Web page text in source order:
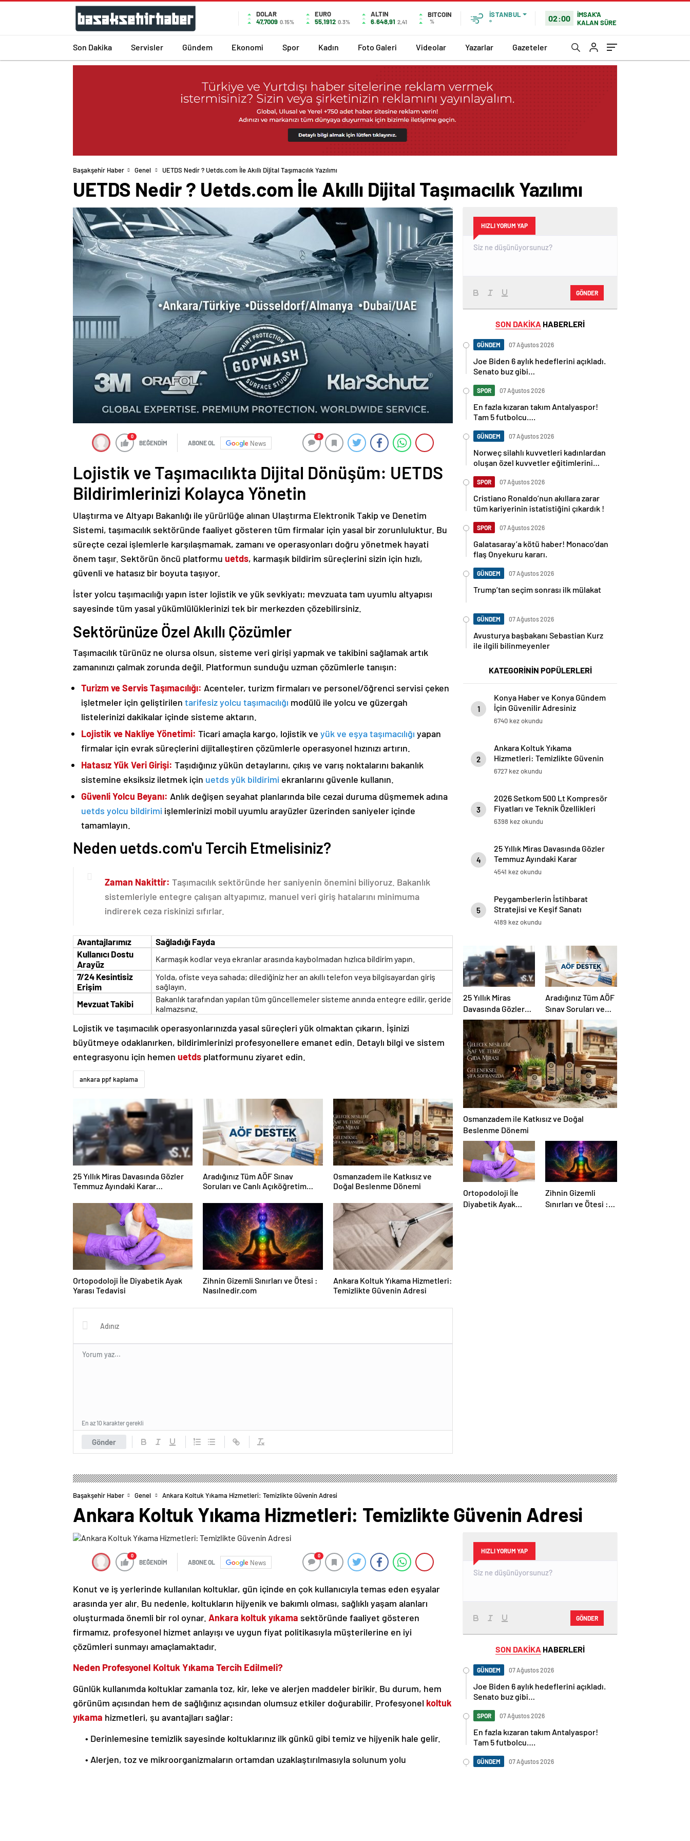
DOLAR
47,7009 0.15%
EURO
55,1912 0.3%
ALTIN
6.648,91 2,41
BITCOIN
%
İSTANBUL
°
02:00
İMSAK'A
KALAN SÜRE
Son Dakika Servisler Gündem Ekonomi Spor Kadın Foto Galeri Videolar Yazarlar Gazeteler
Başakşehir Haber Genel UETDS Nedir ? Uetds.com İle Akıllı Dijital Taşımacılık Yazılımı
UETDS Nedir ? Uetds.com İle Akıllı Dijital Taşımacılık Yazılımı
0
BEĞENDİM ABONE OL News
0
Lojistik ve Taşımacılıkta Dijital Dönüşüm: UETDS
Bildirimlerinizi Kolayca Yönetin
Ulaştırma ve Altyapı Bakanlığı ile yürürlüğe alınan Ulaştırma Elektronik Takip ve Denetim
Sistemi, taşımacılık sektöründe faaliyet gösteren tüm firmalar için yasal bir zorunluluktur. Bu
süreçte cezai işlemlerle karşılaşmamak, zamanı ve operasyonları doğru yönetmek hayati
önem taşır. Sektörün öncü platformu uetds, karmaşık bildirim süreçlerini sizin için hızlı,
güvenli ve hatasız bir boyuta taşıyor.
İster yolcu taşımacılığı yapın ister lojistik ve yük sevkiyatı; mevzuata tam uyumlu altyapısı
sayesinde tüm yasal yükümlülüklerinizi tek bir merkezden çözebilirsiniz.
Sektörünüze Özel Akıllı Çözümler
Taşımacılık türünüz ne olursa olsun, sisteme veri girişi yapmak ve takibini sağlamak artık
zamanınızı çalmak zorunda değil. Platformun sunduğu uzman çözümlerle tanışın:
Turizm ve Servis Taşımacılığı: Acenteler, turizm firmaları ve personel/öğrenci servisi çeken
işletmeler için geliştirilen tarifesiz yolcu taşımacılığı modülü ile yolcu ve güzergah
listelerinizi dakikalar içinde sisteme aktarın.
Lojistik ve Nakliye Yönetimi: Ticari amaçla kargo, lojistik ve yük ve eşya taşımacılığı yapan
firmalar için evrak süreçlerini dijitalleştiren çözümlerle operasyonel hızınızı artırın.
Hatasız Yük Veri Girişi: Taşıdığınız yükün detaylarını, çıkış ve varış noktalarını bakanlık
sistemine eksiksiz iletmek için uetds yük bildirimi ekranlarını güvenle kullanın.
Güvenli Yolcu Beyanı: Anlık değişen seyahat planlarında bile cezai duruma düşmemek adına
uetds yolcu bildirimi işlemlerinizi mobil uyumlu arayüzler üzerinden saniyeler içinde
tamamlayın.
Neden uetds.com'u Tercih Etmelisiniz?
Zaman Nakittir: Taşımacılık sektöründe her saniyenin önemini biliyoruz. Bakanlık
sistemleriyle entegre çalışan altyapımız, manuel veri giriş hatalarını minimuma
indirerek ceza riskinizi sıfırlar.
Avantajlarımız
Sağladığı Fayda
Kullanıcı Dostu
Arayüz
Karmaşık kodlar veya ekranlar arasında kaybolmadan hızlıca bildirim yapın.
7/24 Kesintisiz
Erişim
Yolda, ofiste veya sahada; dilediğiniz her an akıllı telefon veya bilgisayardan giriş
sağlayın.
Mevzuat Takibi
Bakanlık tarafından yapılan tüm güncellemeler sisteme anında entegre edilir, geride
kalmazsınız.
Lojistik ve taşımacılık operasyonlarınızda yasal süreçleri yük olmaktan çıkarın. İşinizi
büyütmeye odaklanırken, bildirimlerinizi profesyonellere emanet edin. Detaylı bilgi ve sistem
entegrasyonu için hemen uetds platformunu ziyaret edin.
ankara ppf kaplama
25 Yıllık Miras Davasında Gözler
Temmuz Ayındaki Karar
Aradığınız Tüm AÖF Sınav
Soruları ve Canlı Açıköğretim
Osmanzadem ile Katkısız ve
Doğal Beslenme Dönemi
Ortopodoloji İle Diyabetik Ayak
Yarası Tedavisi
Zihnin Gizemli Sınırları ve Ötesi :
Nasılnedir.com
Ankara Koltuk Yıkama Hizmetleri:
Temizlikte Güvenin Adresi
Gönder
En az 10 karakter gerekli
HIZLI YORUM YAP
GÖNDER
SON DAKİKA HABERLERİ
GÜNDEM 07 Ağustos 2026
Joe Biden 6 aylık hedeflerini açıkladı.
Senato buz gibi…
SPOR 07 Ağustos 2026
En fazla kızaran takım Antalyaspor!
Tam 5 futbolcu….
GÜNDEM 07 Ağustos 2026
Norweç silahlı kuvvetleri kadınlardan
oluşan özel kuvvetler eğitimlerini
SPOR 07 Ağustos 2026
Cristiano Ronaldo’nun akıllara zarar
tüm kariyerinin istatistiğini çıkardık !
SPOR 07 Ağustos 2026
Galatasaray’a kötü haber! Monaco’dan
flaş Onyekuru kararı.
GÜNDEM 07 Ağustos 2026
Trump’tan seçim sonrası ilk mülakat
GÜNDEM 07 Ağustos 2026
Avusturya başbakanı Sebastian Kurz
ile ilgili bilinmeyenler
KATEGORİNİN POPÜLERLERİ
1
Konya Haber ve Konya Gündem
İçin Güvenilir Adresiniz
6740 kez okundu
2
Ankara Koltuk Yıkama
Hizmetleri: Temizlikte Güvenin
Adresi
6727 kez okundu
3
2026 Setkom 500 Lt Kompresör
Fiyatları ve Teknik Özellikleri
6398 kez okundu
4
25 Yıllık Miras Davasında Gözler
Temmuz Ayındaki Karar
Duruşmasına Çevrildi
4541 kez okundu
5
Peygamberlerin İstihbarat
Stratejisi ve Keşif Sanatı
4189 kez okundu
25 Yıllık Miras
Davasında Gözler
Temmuz Ayındaki
Karar Duruşmasına
Çevrildi
Aradığınız Tüm AÖF
Sınav Soruları ve
Canlı Açıköğretim
Forumu Burada
Osmanzadem ile Katkısız ve Doğal
Beslenme Dönemi
Ortopodoloji İle
Diyabetik Ayak
Zihnin Gizemli
Sınırları ve Ötesi :
Başakşehir Haber Genel Ankara Koltuk Yıkama Hizmetleri: Temizlikte Güvenin Adresi
Ankara Koltuk Yıkama Hizmetleri: Temizlikte Güvenin Adresi
0
BEĞENDİM ABONE OL News
0
Konut ve iş yerlerinde kullanılan koltuklar, gün içinde en çok kullanıcıyla temas eden eşyalar
arasında yer alır. Bu nedenle, koltukların hijyenik ve bakımlı olması, sağlıklı yaşam alanları
oluşturmada önemli bir rol oynar. Ankara koltuk yıkama sektöründe faaliyet gösteren
firmamız, profesyonel hizmet anlayışı ve uygun fiyat politikasıyla müşterilerine en iyi
çözümleri sunmayı amaçlamaktadır.
Neden Profesyonel Koltuk Yıkama Tercih Edilmeli?
Günlük kullanımda koltuklar zamanla toz, kir, leke ve alerjen maddeler birikir. Bu durum, hem
görünüm açısından hem de sağlığınız açısından olumsuz etkiler doğurabilir. Profesyonel koltuk
yıkama hizmetleri, şu avantajları sağlar:
• Derinlemesine temizlik sayesinde koltuklarınız ilk günkü gibi temiz ve hijyenik hale gelir.
• Alerjen, toz ve mikroorganizmaların ortamdan uzaklaştırılmasıyla solunum yolu
HIZLI YORUM YAP
GÖNDER
SON DAKİKA HABERLERİ
GÜNDEM 07 Ağustos 2026
Joe Biden 6 aylık hedeflerini açıkladı.
Senato buz gibi…
SPOR 07 Ağustos 2026
En fazla kızaran takım Antalyaspor!
Tam 5 futbolcu….
GÜNDEM 07 Ağustos 2026